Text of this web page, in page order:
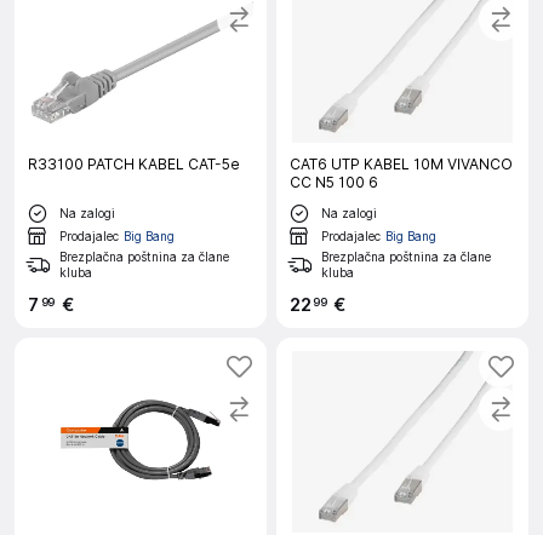
R33100 PATCH KABEL CAT-5e
Na zalogi
Prodajalec Big Bang
Brezplačna poštnina za člane
kluba
7 99 €
CAT6 UTP KABEL 10M VIVANCO
CC N5 100 6
Na zalogi
Prodajalec Big Bang
Brezplačna poštnina za člane
kluba
2299 €